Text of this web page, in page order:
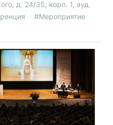
д. 24/35, корп. 1, ауд.
#Мероприятие